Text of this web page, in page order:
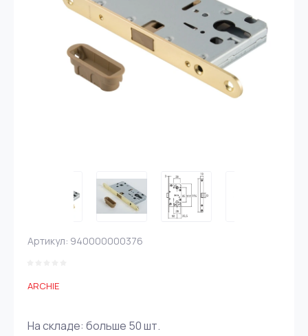
Артикул: 940000000376
ARCHIE
На складе: больше 50шт.